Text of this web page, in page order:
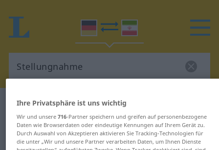
Deutsch-Persisch Wörterbuch
Deutsch-Persisch Übersetzung für
"Stellungnahme"
Ihre Privatsphäre ist uns wichtig
Wir und unsere 716-Partner speichern und greifen auf personenbezogene
Daten wie Browserdaten oder eindeutige Kennungen auf Ihrem Gerät zu.
Durch Auswahl von Akzeptieren aktivieren Sie Tracking-Technologien für
die unter „Wir und unsere Partner verarbeiten Daten, um Ihnen Dienste